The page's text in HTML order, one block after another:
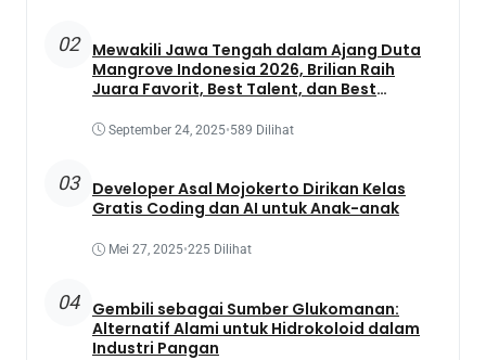
02
Mewakili Jawa Tengah dalam Ajang Duta
Mangrove Indonesia 2026, Brilian Raih
Juara Favorit, Best Talent, dan Best
September 24, 2025•589 Dilihat
03
Developer Asal Mojokerto Dirikan Kelas
Gratis Coding dan AI untuk Anak-anak
Mei 27, 2025•225 Dilihat
04
Gembili sebagai Sumber Glukomanan:
Alternatif Alami untuk Hidrokoloid dalam
Industri Pangan